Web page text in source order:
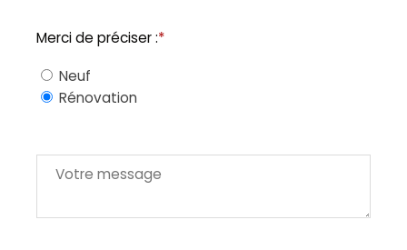
Merci de préciser :*
Neuf
Rénovation